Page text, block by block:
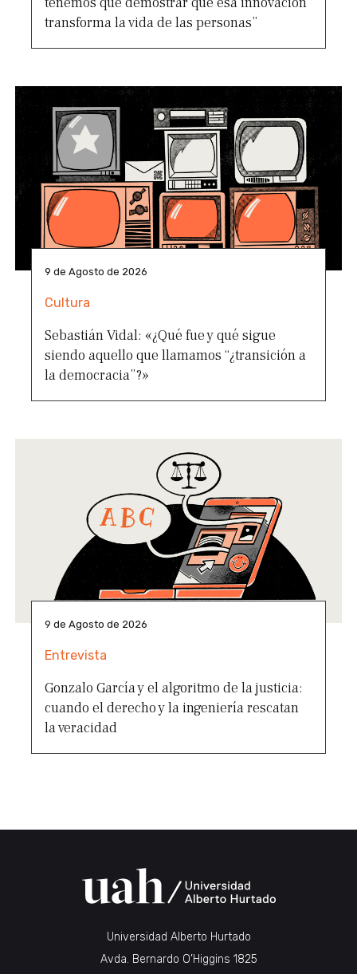
transforma la vida de las personas”
9 de Agosto de 2026
Cultura
Sebastián Vidal: «¿Qué fue y qué sigue
siendo aquello que llamamos “¿transición a
la democracia”?»
9 de Agosto de 2026
Entrevista
Gonzalo García y el algoritmo de la justicia:
cuando el derecho y la ingeniería rescatan
la veracidad
Universidad Alberto Hurtado
Avda. Bernardo O’Higgins 1825